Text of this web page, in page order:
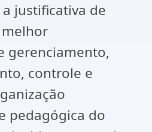
justificativa de
gerenciamento,
controle e
pedagógica do